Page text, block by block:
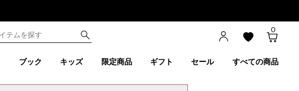
0
ブック キッズ 限定商品 ギフト セール すべての商品